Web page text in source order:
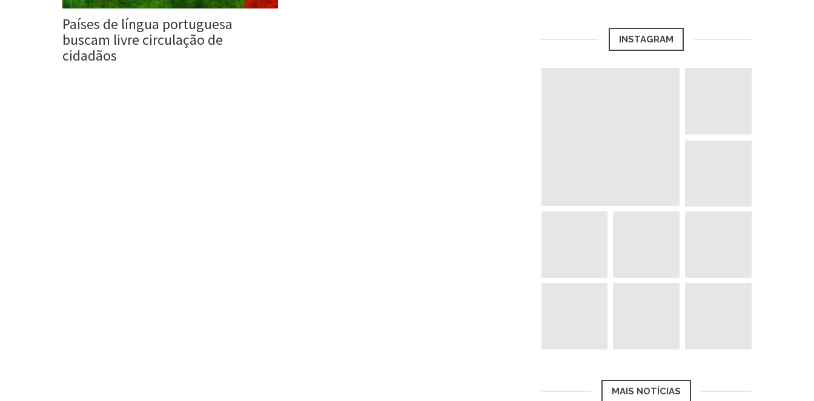
Países de língua portuguesa
buscam livre circulação de
cidadãos
INSTAGRAM
MAIS NOTÍCIAS